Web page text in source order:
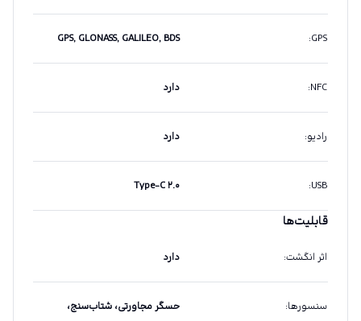
GPS
:
GPS, GLONASS, GALILEO, BDS
NFC
: دارد
رادیو: دارد
USB
: Type-C ۲.۰
قابلیت‌ها
اثر انگشت: دارد
سنسورها:
حسگر مجاورتی، شتاب‌سنج،